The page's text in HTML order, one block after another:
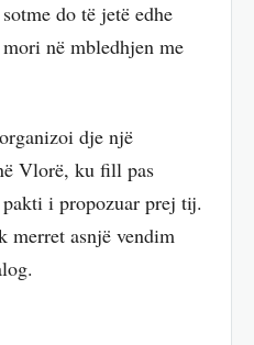
do të jetë edhe
në mbledhjen me
dje një
Vlorë, ku fill pas
i propozuar prej tij.
merret asnjë vendim